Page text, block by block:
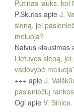
Putinas lauks, kol
P.Skutas apie J.
sieną, jei
meluoja?
Naivus klausimas
Lietuvos sieną,
vadovybė
+++ apie J.
pasieniečių
Ogi apie V.